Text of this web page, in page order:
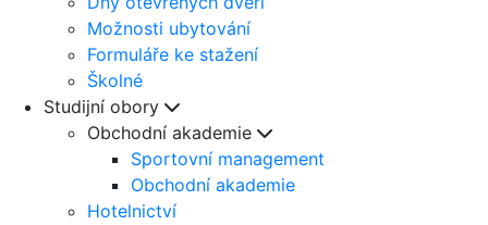
Možnosti ubytování
Formuláře ke stažení
Školné
Studijní obory
Obchodní akademie
Sportovní management
Obchodní akademie
Hotelnictví